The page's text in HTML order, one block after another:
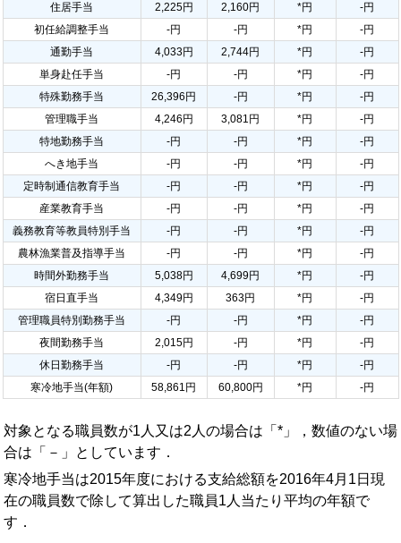
住居手当
2,225円 2,160円 *円
-円
初任給調整手当
-円 -円 *円
-円
通勤手当
4,033円 2,744円 *円
-円
単身赴任手当
-円 -円 *円
-円
特殊勤務手当
26,396円 -円 *円
-円
管理職手当
4,246円 3,081円 *円
-円
特地勤務手当
-円 -円 *円
-円
へき地手当
-円 -円 *円
-円
定時制通信教育手当
-円 -円 *円
-円
産業教育手当
-円 -円 *円
-円
義務教育等教員特別手当
-円 -円 *円
-円
農林漁業普及指導手当
-円 -円 *円
-円
時間外勤務手当
5,038円 4,699円 *円
-円
宿日直手当
4,349円 363円 *円
-円
管理職員特別勤務手当
-円 -円 *円
-円
夜間勤務手当
2,015円 -円 *円
-円
休日勤務手当
-円 -円 *円
-円
寒冷地手当(年額)
58,861円 60,800円 *円 -円
対象となる職員数が1人又は2人の場合は「*」，数値のない場
合は「－」としています．
寒冷地手当は2015年度における支給総額を2016年4月1日現
在の職員数で除して算出した職員1人当たり平均の年額で
す．